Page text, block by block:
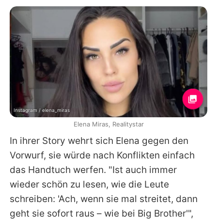
In ihrer Story wehrt sich Elena gegen den
Vorwurf, sie würde nach Konflikten einfach
das Handtuch werfen. "Ist auch immer
wieder schön zu lesen, wie die Leute
schreiben: 'Ach, wenn sie mal streitet, dann
geht sie sofort raus – wie bei Big Brother'",
Instagram / elena_miras
Elena Miras, Realitystar